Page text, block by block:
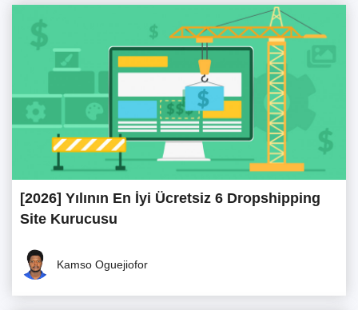
[2026] Yılının En İyi Ücretsiz 6 Dropshipping
Site Kurucusu
Kamso Oguejiofor